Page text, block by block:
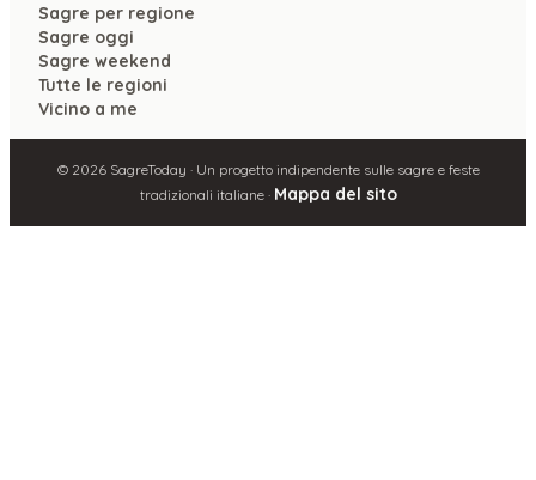
Sagre per regione
Sagre oggi
Sagre weekend
Tutte le regioni
Vicino a me
© 2026SagreToday · Un progetto indipendente sulle sagre e feste
tradizionali italiane · Mappa del sito